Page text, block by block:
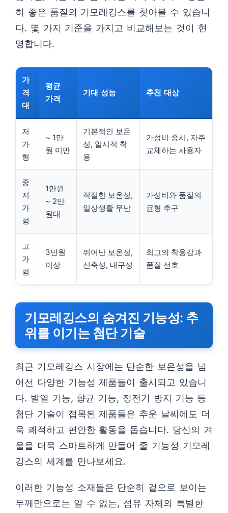
히 좋은 품질의 기모레깅스를 찾아볼 수 있습니
다. 몇 가지 기준을 가지고 비교해보는 것이 현
명합니다.
가
격
대
평균
가격
기대 성능 추천 대상
저
가
형
~ 1만
원 미만
기본적인 보온
성, 일시적 착
용
가성비 중시, 자주
교체하는 사용자
중
저
가
형
1만원
~ 2만
원대
적절한 보온성,
일상생활 무난
가성비와 품질의
균형 추구
고
가
형
3만원
이상
뛰어난 보온성,
신축성, 내구성
최고의 착용감과
품질 선호
기모레깅스의 숨겨진 기능성: 추
위를 이기는 첨단 기술
최근 기모레깅스 시장에는 단순한 보온성을 넘
어선 다양한 기능성 제품들이 출시되고 있습니
다. 발열 기능, 향균 기능, 정전기 방지 기능 등
첨단 기술이 접목된 제품들은 추운 날씨에도 더
욱 쾌적하고 편안한 활동을 돕습니다. 당신의 겨
울을 더욱 스마트하게 만들어 줄 기능성 기모레
깅스의 세계를 만나보세요.
이러한 기능성 소재들은 단순히 겉으로 보이는
두께만으로는 알 수 없는, 섬유 자체의 특별한